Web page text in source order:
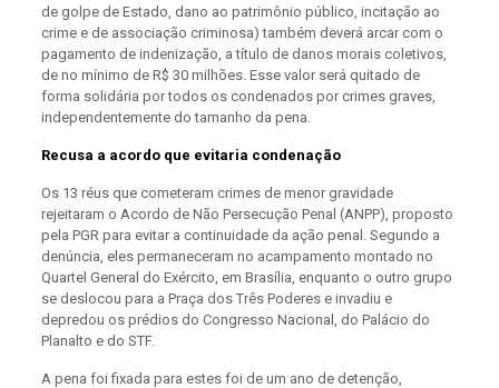
de golpe de Estado, dano ao patrimônio público, incitação ao
crime e de associação criminosa) também deverá arcar com o
pagamento de indenização, a título de danos morais coletivos,
de no mínimo de R$ 30 milhões. Esse valor será quitado de
forma solidária por todos os condenados por crimes graves,
independentemente do tamanho da pena.
Recusa a acordo que evitaria condenação
Os 13 réus que cometeram crimes de menor gravidade
rejeitaram o Acordo de Não Persecução Penal (ANPP), proposto
pela PGR para evitar a continuidade da ação penal. Segundo a
denúncia, eles permaneceram no acampamento montado no
Quartel General do Exército, em Brasília, enquanto o outro grupo
se deslocou para a Praça dos Três Poderes e invadiu e
depredou os prédios do Congresso Nacional, do Palácio do
Planalto e do STF.
A pena foi fixada para estes foi de um ano de detenção,